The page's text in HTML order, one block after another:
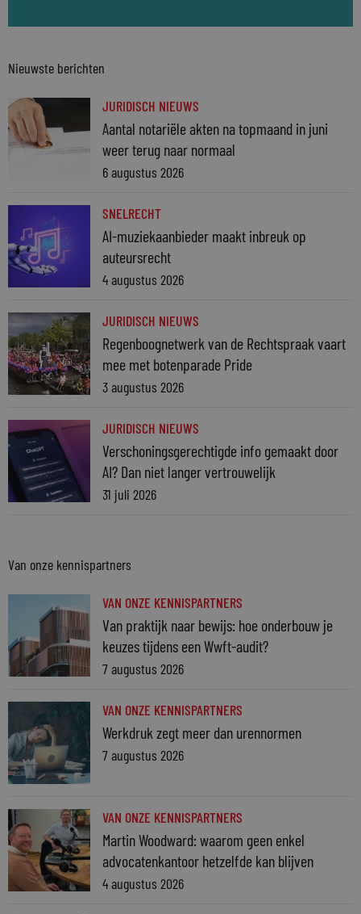
Nieuwste berichten
JURIDISCH NIEUWS
Aantal notariële akten na topmaand in juni
weer terug naar normaal
6 augustus 2026
SNELRECHT
AI-muziekaanbieder maakt inbreuk op
auteursrecht
4 augustus 2026
JURIDISCH NIEUWS
Regenboognetwerk van de Rechtspraak vaart
mee met botenparade Pride
3 augustus 2026
JURIDISCH NIEUWS
Verschoningsgerechtigde info gemaakt door
AI? Dan niet langer vertrouwelijk
31 juli 2026
Van onze kennispartners
VAN ONZE KENNISPARTNERS
Van praktijk naar bewijs: hoe onderbouw je
keuzes tijdens een Wwft-audit?
7 augustus 2026
VAN ONZE KENNISPARTNERS
Werkdruk zegt meer dan urennormen
7 augustus 2026
VAN ONZE KENNISPARTNERS
Martin Woodward: waarom geen enkel
advocatenkantoor hetzelfde kan blijven
4 augustus 2026